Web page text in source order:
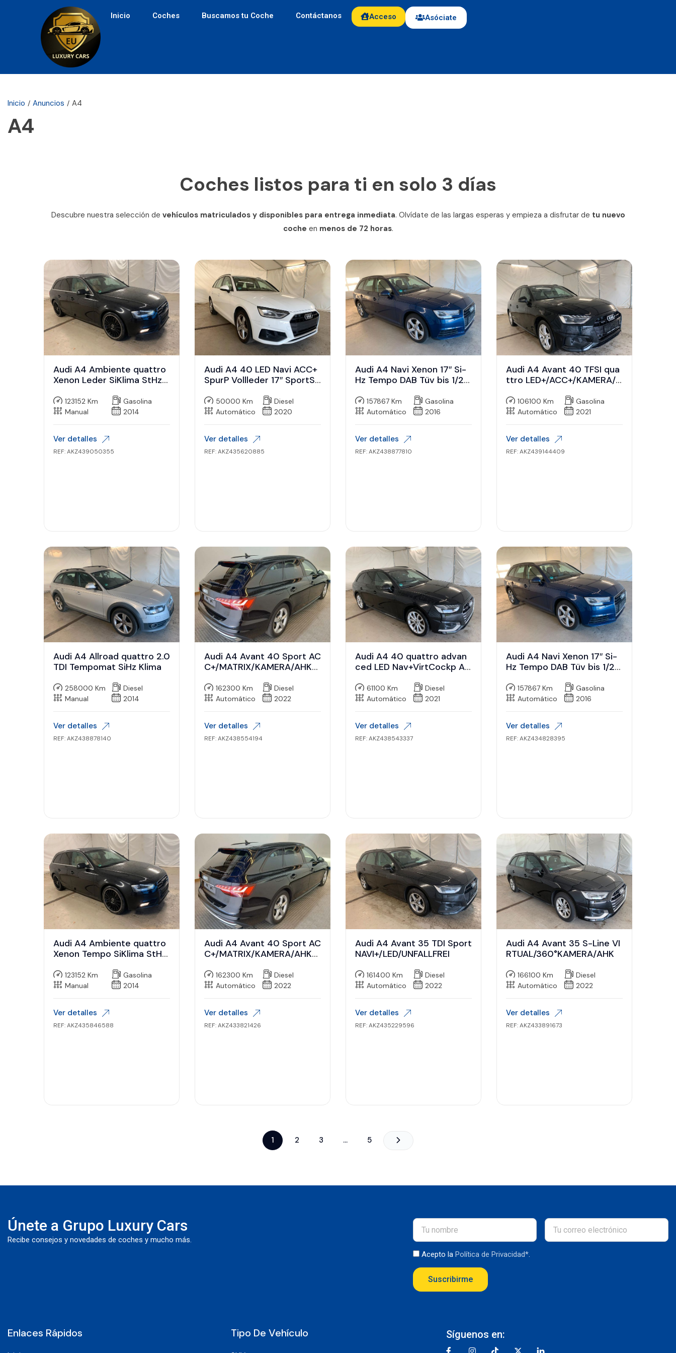
Inicio Coches Buscamos tu Coche Contáctanos Acceso Asóciate
Inicio Anuncios A4
A4
Coches listos para ti en solo 3 días​
Descubre nuestra selección de vehículos matriculados y disponibles para entrega inmediata. Olvídate de las largas esperas y empieza a disfrutar de tu nuevo
coche en menos de 72 horas.
Audi A4 Ambiente quattro
Xenon Leder SiKlima StHz
123152 Km
Gasolina
Manual
2014
Ver detalles
REF: AKZ439050355
Audi A4 40 LED Navi ACC+
SpurP Vollleder 17″ SportSit
50000 Km
Diesel
Automático
2020
Ver detalles
REF: AKZ435620885
Audi A4 Navi Xenon 17″ Si-
Hz Tempo DAB Tüv bis 1/20
157867 Km
Gasolina
Automático
2016
Ver detalles
REF: AKZ438877810
Audi A4 Avant 40 TFSI qua
ttro LED+/ACC+/KAMERA/1
106100 Km
Gasolina
Automático
2021
Ver detalles
REF: AKZ439144409
Audi A4 Allroad quattro 2.0
TDI Tempomat SiHz Klima
258000 Km
Diesel
Manual
2014
Ver detalles
REF: AKZ438878140
Audi A4 Avant 40 Sport AC
C+/MATRIX/KAMERA/AHK/1
162300 Km
Diesel
Automático
2022
Ver detalles
REF: AKZ438554194
Audi A4 40 quattro advan
ced LED Nav+VirtCockp AC
61100 Km
Diesel
Automático
2021
Ver detalles
REF: AKZ438543337
Audi A4 Navi Xenon 17″ Si-
Hz Tempo DAB Tüv bis 1/20
157867 Km
Gasolina
Automático
2016
Ver detalles
REF: AKZ434828395
Audi A4 Ambiente quattro
Xenon Tempo SiKlima StHz
123152 Km
Gasolina
Manual
2014
Ver detalles
REF: AKZ435846588
Audi A4 Avant 40 Sport AC
C+/MATRIX/KAMERA/AHK/1
162300 Km
Diesel
Automático
2022
Ver detalles
REF: AKZ433821426
Audi A4 Avant 35 TDI Sport
NAVI+/LED/UNFALLFREI
161400 Km
Diesel
Automático
2022
Ver detalles
REF: AKZ435229596
Audi A4 Avant 35 S-Line VI
RTUAL/360°KAMERA/AHK
166100 Km
Diesel
Automático
2022
Ver detalles
REF: AKZ433891673
1 2 3 … 5
Únete a Grupo Luxury Cars
Recibe consejos y novedades de coches y mucho más.
Acepto laPolítica de Privacidad*.
Suscribirme
Enlaces Rápidos Tipo De Vehículo Síguenos en: